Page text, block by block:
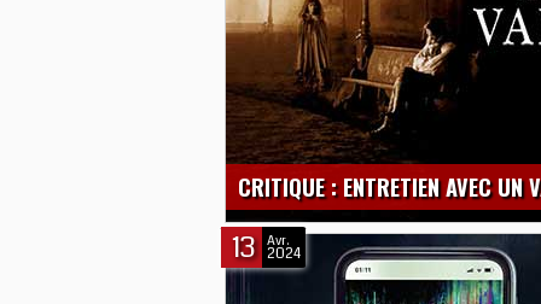
CRITIQUE : ENTRETIEN AVEC UN
13 Avr.
2024